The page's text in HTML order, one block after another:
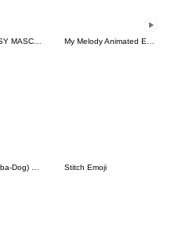
Shiba Inu (Shiba-Dog) emoji Stitch Emoji